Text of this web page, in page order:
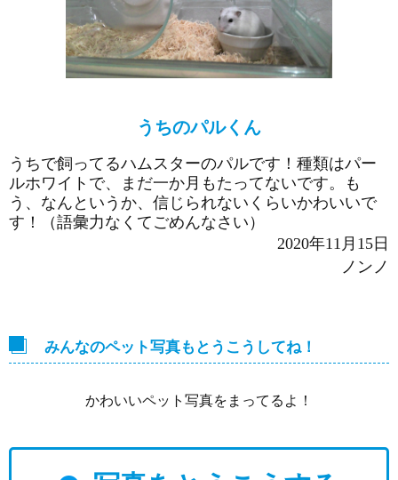
うちのパルくん
うちで飼ってるハムスターのパルです！種類はパー
ルホワイトで、まだ一か月もたってないです。も
う、なんというか、信じられないくらいかわいいで
す！（語彙力なくてごめんなさい）
2020年11月15日
ノンノ
みんなのペット写真もとうこうしてね！
かわいいペット写真をまってるよ！